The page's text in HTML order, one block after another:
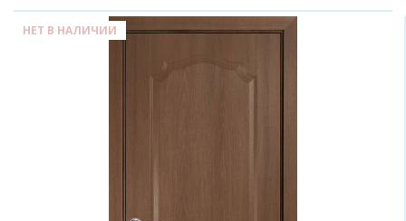
НЕТ В НАЛИЧИИ